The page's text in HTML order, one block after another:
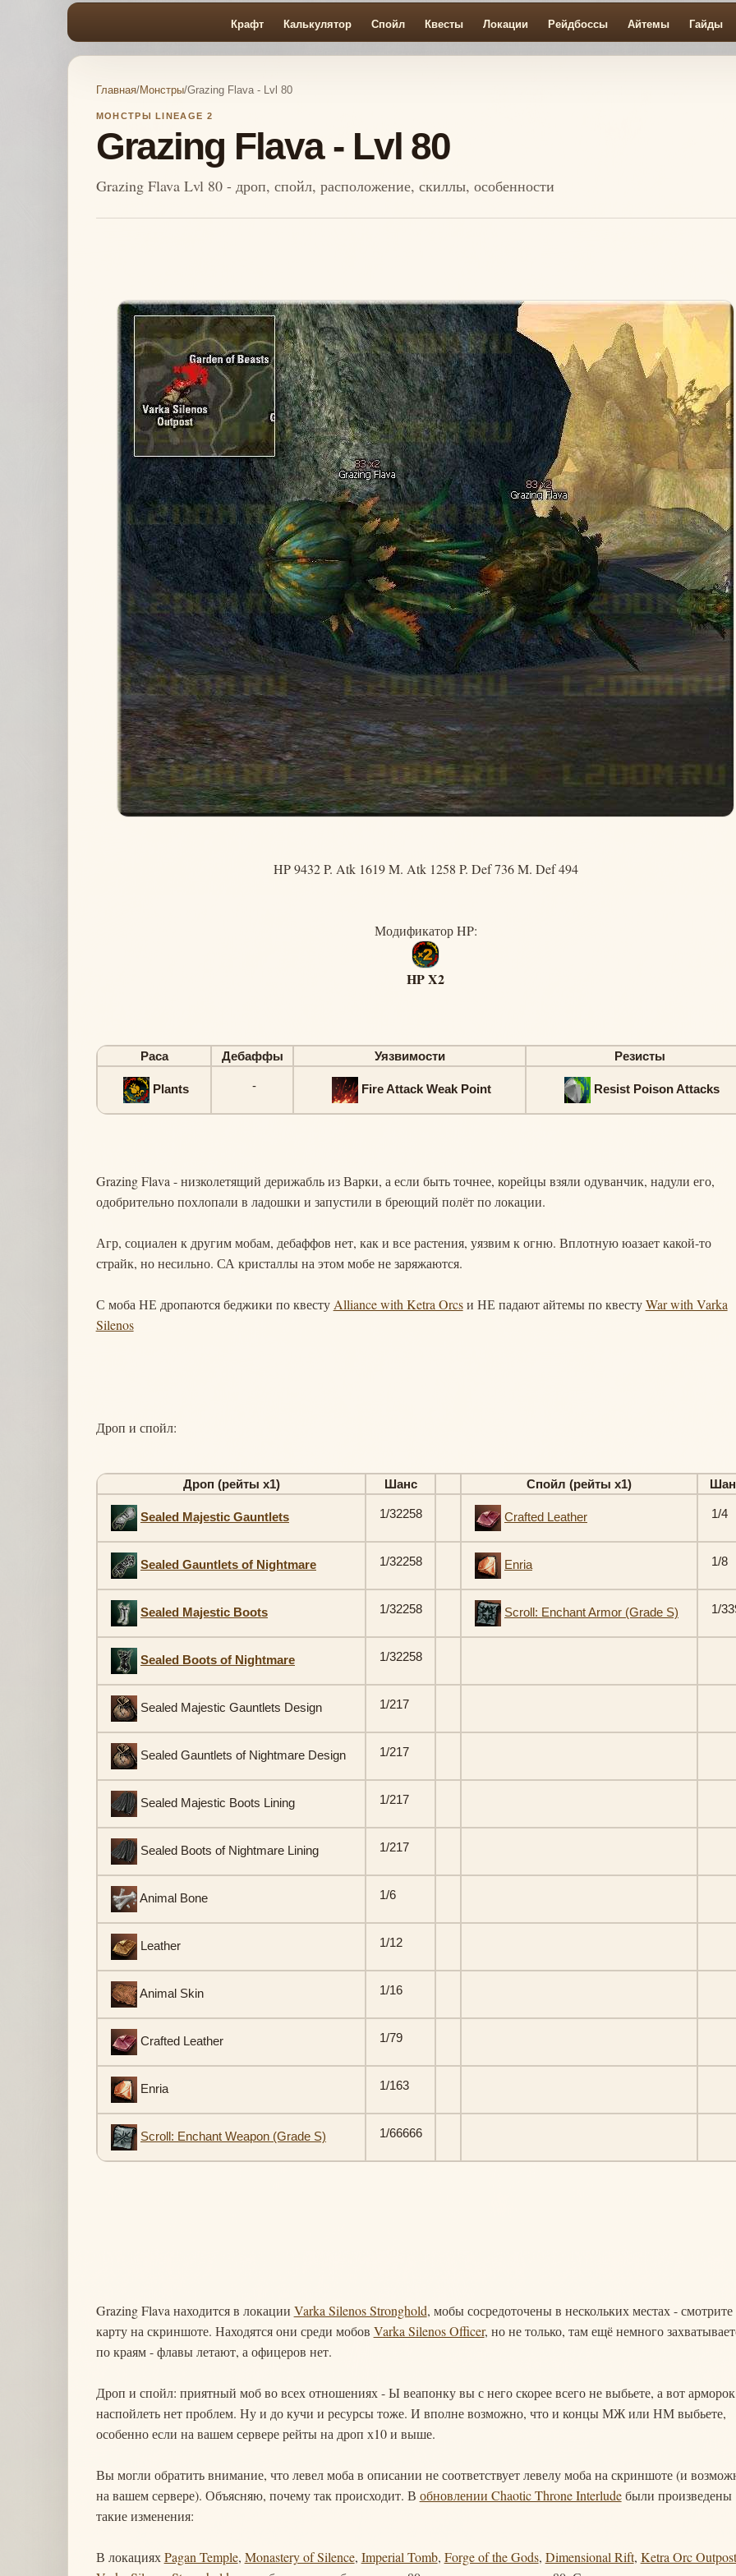
Крафт Калькулятор Спойл Квесты Локации Рейдбоссы Айтемы Гайды
Главная/Монстры/Grazing Flava - Lvl 80
МОНСТРЫ LINEAGE 2
Grazing Flava - Lvl 80
Grazing Flava Lvl 80 - дроп, спойл, расположение, скиллы, особенности
HP 9432 P. Atk 1619 M. Atk 1258 P. Def 736 M. Def 494
Модификатор HP:
HP X2
Раса Дебаффы Уязвимости Резисты
Plants - Fire Attack Weak Point Resist Poison Attacks
Grazing Flava - низколетящий дерижабль из Варки, а если быть точнее, корейцы взяли одуванчик, надули его,
одобрительно похлопали в ладошки и запустили в бреющий полёт по локации.
Агр, социален к другим мобам, дебаффов нет, как и все растения, уязвим к огню. Вплотную юазает какой-то
страйк, но несильно. СА кристаллы на этом мобе не заряжаются.
С моба НЕ дропаются беджики по квесту Alliance with Ketra Orcsи НЕ падают айтемы по квестуWar with Varka
Silenos
Дроп и спойл:
Дроп (рейты х1) Шанс Спойл (рейты х1)
Sealed Majestic Gauntlets 1/32258 Crafted Leather 1/4
Sealed Gauntlets of Nightmare 1/32258 Enria 1/8
Sealed Majestic Boots 1/32258 Scroll: Enchant Armor (Grade S) 1/
Sealed Boots of Nightmare 1/32258
Sealed Majestic Gauntlets Design 1/217
Sealed Gauntlets of Nightmare Design 1/217
Sealed Majestic Boots Lining 1/217
Sealed Boots of Nightmare Lining 1/217
Animal Bone 1/6
Leather 1/12
Animal Skin 1/16
Crafted Leather 1/79
Enria 1/163
Scroll: Enchant Weapon (Grade S) 1/66666
Grazing Flava находится в локации Varka Silenos Stronghold, мобы сосредоточены в нескольких местах - смотрите
карту на скриншоте. Находятся они среди мобов Varka Silenos Officer, но не только, там ещё немного
по краям - флавы летают, а офицеров нет.
Дроп и спойл: приятный моб во всех отношениях - Ы веапонку вы с него скорее всего не выбьете, а вот арморок
наспойлеть нет проблем. Ну и до кучи и ресурсы тоже. И вполне возможно, что и концы МЖ или НМ выбьете,
особенно если на вашем сервере рейты на дроп х10 и выше.
Вы могли обратить внимание, что левел моба в описании не соответствует левелу моба на скриншоте (и
на вашем сервере). Объясняю, почему так происходит. В обновлении Chaotic Throne Interludeбыли произведены
такие изменения:
В локацияхPagan Temple, Monastery of Silence, Imperial Tomb, Forge of the Gods, Dimensional Rift, Ketra Orc Outpost